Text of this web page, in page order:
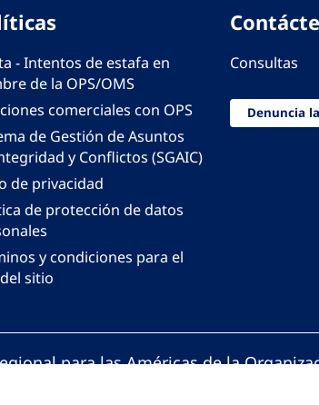
- Intentos de estafa en
de la OPS/OMS
comerciales con OPS
de Gestión de Asuntos
y Conflictos (SGAIC)
de privacidad
de protección de datos
y condiciones para el
sitio
Consultas
Denuncia
para las Américas de la